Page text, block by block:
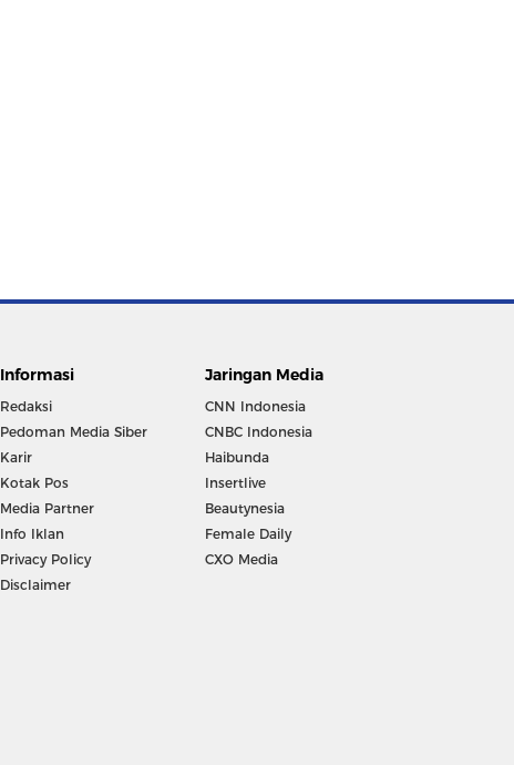
Informasi
Redaksi
Pedoman Media Siber
Karir
Kotak Pos
Media Partner
Info Iklan
Privacy Policy
Disclaimer
Jaringan Media
CNN Indonesia
CNBC Indonesia
Haibunda
Insertlive
Beautynesia
Female Daily
CXO Media